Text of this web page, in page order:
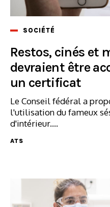
SOCIÉTÉ
Restos, cinés et
devraient être
un certificat
Le Conseil fédéral a
l'utilisation du fameux
d'intérieur....
ATS